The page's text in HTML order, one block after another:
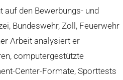
den Bewerbungs- und
Bundeswehr, Zoll, Feuerwehr
Arbeit analysiert er
computergestützte
Center-Formate, Sporttests